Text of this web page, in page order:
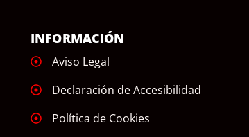
INFORMACIÓN
Aviso Legal
Declaración de Accesibilidad
Política de Cookies